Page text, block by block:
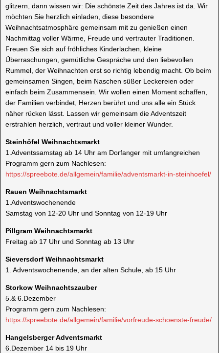
glitzern, dann wissen wir: Die schönste Zeit des Jahres ist da. Wir
möchten Sie herzlich einladen, diese besondere
Weihnachtsatmosphäre gemeinsam mit zu genießen einen
Nachmittag voller Wärme, Freude und vertrauter Traditionen.
Freuen Sie sich auf fröhliches Kinderlachen, kleine
Überraschungen, gemütliche Gespräche und den liebevollen
Rummel, der Weihnachten erst so richtig lebendig macht. Ob beim
gemeinsamen Singen, beim Naschen süßer Leckereien oder
einfach beim Zusammensein. Wir wollen einen Moment schaffen,
der Familien verbindet, Herzen berührt und uns alle ein Stück
näher rücken lässt. Lassen wir gemeinsam die Adventszeit
erstrahlen herzlich, vertraut und voller kleiner Wunder.
Steinhöfel Weihnachtsmarkt
1.Adventssamstag ab 14 Uhr am Dorfanger mit umfangreichen
Programm gern zum Nachlesen:
https://spreebote.de/allgemein/familie/adventsmarkt-in-steinhoefel/
Rauen Weihnachtsmarkt
1.Adventswochenende
Samstag von 12-20 Uhr und Sonntag von 12-19 Uhr
Pillgram Weihnachtsmarkt
Freitag ab 17 Uhr und Sonntag ab 13 Uhr
Sieversdorf Weihnachtsmarkt
1. Adventswochenende, an der alten Schule, ab 15 Uhr
Storkow Weihnachtszauber
5.& 6.Dezember
Programm gern zum Nachlesen:
https://spreebote.de/allgemein/familie/vorfreude-schoenste-freude/
Hangelsberger Adventsmarkt
6.Dezember 14 bis 19 Uhr